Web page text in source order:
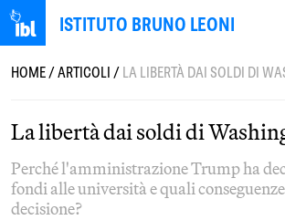
ISTITUTO BRUNO LEONI
HOME/ARTICOLI/LA LIBERTÀ DAI SOLDI DI
La libertà dai soldi di
Perché l'amministrazione Trump ha
fondi alle università e quali
decisione?